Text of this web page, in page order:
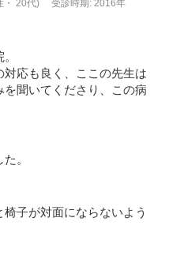
・ 20代) 受診時期: 2016年
応も良く、ここの先生は
聞いてくださり、この病
。
子が対面にならないよう